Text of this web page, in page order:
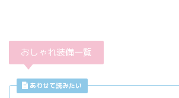
おしゃれ装備一覧